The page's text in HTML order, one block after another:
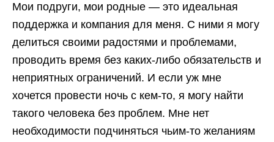
Мои подруги, мои родные — это идеальная
поддержка и компания для меня. С ними я могу
делиться своими радостями и проблемами,
проводить время без каких-либо обязательств и
неприятных ограничений. И если уж мне
хочется провести ночь с кем-то, я могу найти
такого человека без проблем. Мне нет
необходимости подчиняться чьим-то желаниям